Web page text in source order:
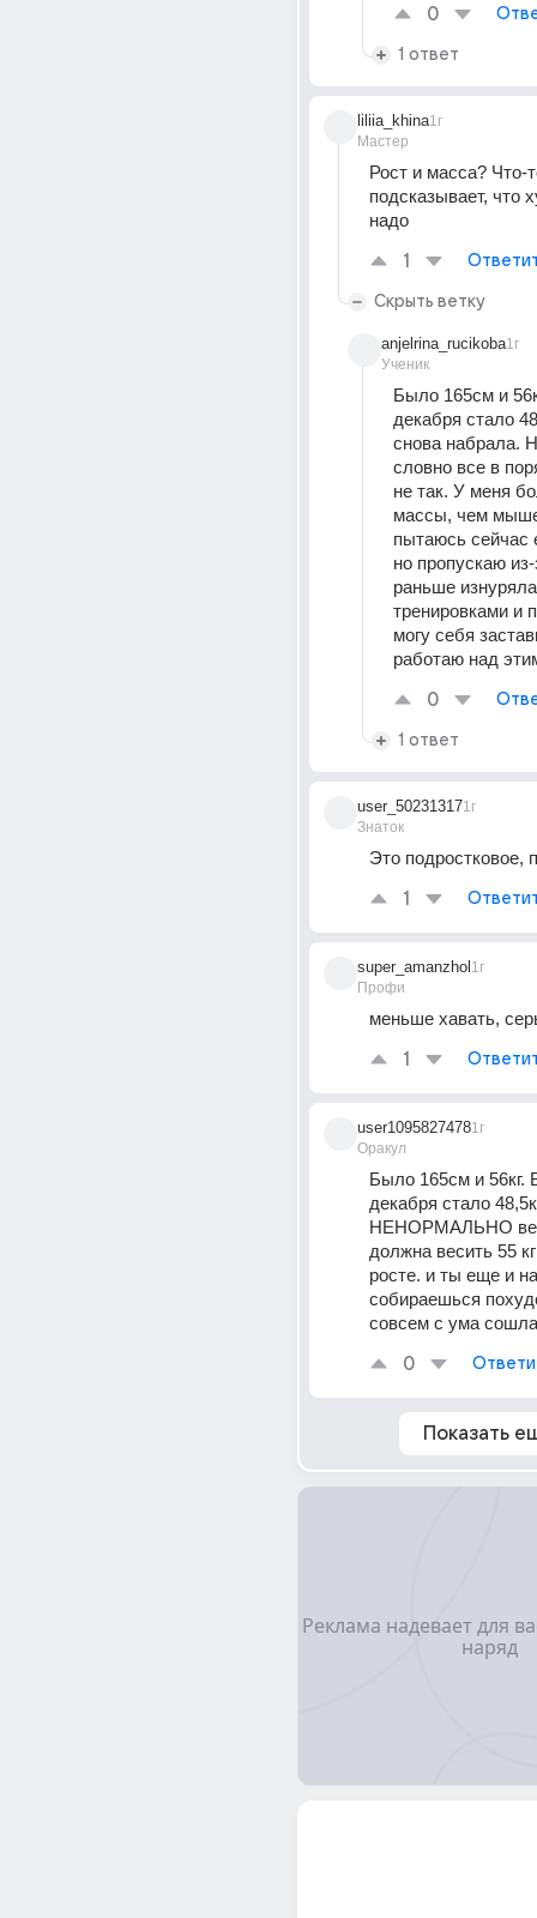
0
1 ответ
liliia_khina
Мастер
1г
Рост и масса? Что-
подсказывает, что
надо
1
Скрыть ветку
anjelrina_rucikoba
Ученик
1г
Было 165см и
декабря стало
снова набрала.
словно все в
не так. У меня
массы, чем
пытаюсь сейчас
но пропускаю из-
раньше
тренировками и
могу себя
работаю над
0
1 ответ
user_50231317
Знаток
1г
Это подростковое,
1
super_amanzhol
Профи
1г
меньше хавать,
1
user1095827478
Оракул
1г
Было 165см и 56кг.
декабря стало
НЕНОРМАЛЬНО
должна весить 55
росте. и ты еще и
собираешься
совсем с ума
0
Показать